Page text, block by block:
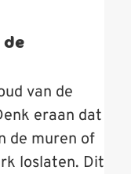
de
van de
eraan dat
de muren of
loslaten. Dit